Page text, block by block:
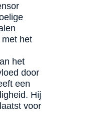
het
het
door
een
Hij
voor